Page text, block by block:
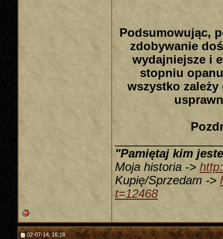
Podsumowując,
zdobywanie
wydajniejsze i
stopniu
wszystko
"Pamiętaj kim
Moja historia ->
Kupię/Sprzedam ->
t=12468
02-07-14, 16:18